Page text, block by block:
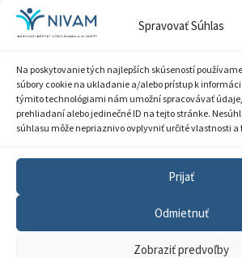
Spravovať Súhlas
Na poskytovanie tých najlepších skúseností
súbory cookie na ukladanie a/alebo prístup k
týmito technológiami nám umožní spracovávať
prehliadaní alebo jedinečné ID na tejto stránke.
súhlasu môže nepriaznivo ovplyvniť určité vlastnosti a
Prijať
Odmietnuť
Zobraziť predvoľby
IČO: 00164348
DIČ: 2020798714
Zásady ochrany
Sprístupnenie informácií